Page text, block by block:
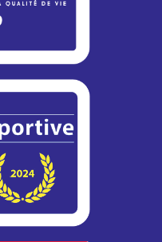
durant la
du bureau de